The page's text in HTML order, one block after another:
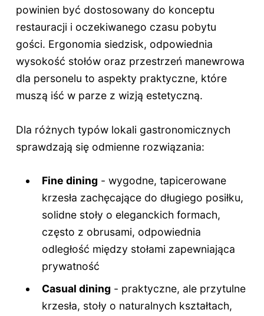
powinien być dostosowany do konceptu
restauracji i oczekiwanego czasu pobytu
gości. Ergonomia siedzisk, odpowiednia
wysokość stołów oraz przestrzeń manewrowa
dla personelu to aspekty praktyczne, które
muszą iść w parze z wizją estetyczną.
Dla różnych typów lokali gastronomicznych
sprawdzają się odmienne rozwiązania:
Fine dining - wygodne, tapicerowane
krzesła zachęcające do długiego posiłku,
solidne stoły o eleganckich formach,
często z obrusami, odpowiednia
odległość między stołami zapewniająca
prywatność
Casual dining - praktyczne, ale przytulne
krzesła, stoły o naturalnych kształtach,